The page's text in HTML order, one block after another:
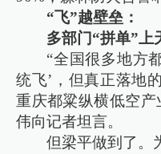
“飞”越壁垒：
多部门“拼单”上
“全国很多地方
统飞’，但真正落地
重庆都粱纵横低空
伟向记者坦言。
但梁平做到了。